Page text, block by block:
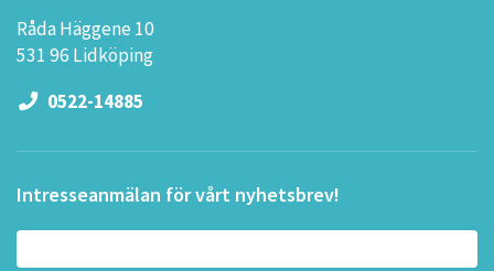
Råda Häggene 10
531 96 Lidköping
0522-14885
Intresseanmälan för vårt nyhetsbrev!